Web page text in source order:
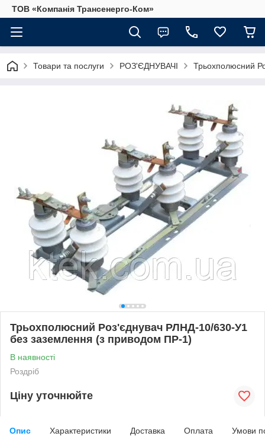
ТОВ «Компанія Трансенерго-Ком»
Товари та послуги РОЗ'ЄДНУВАЧІ Трьохполюсний
Трьохполюсний Роз'єднувач РЛНД-10/630-У1
без заземлення (з приводом ПР-1)
В наявності
Роздріб
Ціну уточнюйте
Опис Характеристики Доставка Оплата Умови